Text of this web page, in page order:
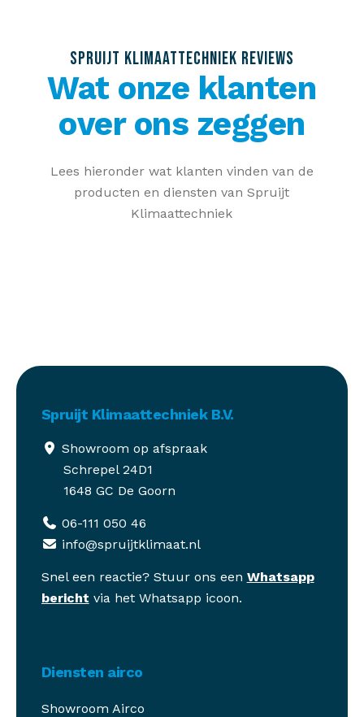
SPRUIJT KLIMAATTECHNIEK REVIEWS
Wat onze klanten
over ons zeggen
Lees hieronder wat klanten vinden van de
producten en diensten van Spruijt
Klimaattechniek
Spruijt Klimaattechniek B.V.
Showroom op afspraak
Schrepel 24D1
1648 GC De Goorn
06-111 050 46
info@spruijtklimaat.nl
Snel een reactie? Stuur ons een Whatsapp
bericht via het Whatsapp icoon.
Diensten airco
Showroom Airco